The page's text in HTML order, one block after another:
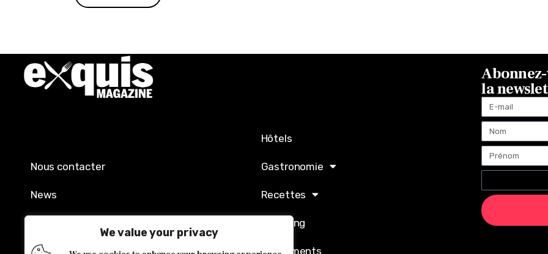
We value your privacy
Nous contacter
News
Politique de confidentialité
Hôtels
Gastronomie
Recettes
Shopping
Évènements
la